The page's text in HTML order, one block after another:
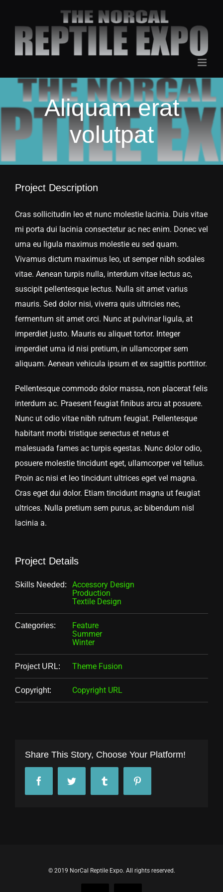
content
Aliquam erat
volutpat
Project Description
Cras sollicitudin leo et nunc molestie lacinia. Duis vitae
mi porta dui lacinia consectetur ac nec enim. Donec vel
urna eu ligula maximus molestie eu sed quam.
Vivamus dictum maximus leo, ut semper nibh sodales
vitae. Aenean turpis nulla, interdum vitae lectus ac,
suscipit pellentesque lectus. Nulla sit amet varius
mauris. Sed dolor nisi, viverra quis ultricies nec,
fermentum sit amet orci. Nunc at pulvinar ligula, at
imperdiet justo. Mauris eu aliquet tortor. Integer
imperdiet urna id nisi pretium, in ullamcorper sem
aliquam. Aenean vehicula ipsum et ex sagittis porttitor.
Pellentesque commodo dolor massa, non placerat felis
interdum ac. Praesent feugiat finibus arcu at posuere.
Nunc ut odio vitae nibh rutrum feugiat. Pellentesque
habitant morbi tristique senectus et netus et
malesuada fames ac turpis egestas. Nunc dolor odio,
posuere molestie tincidunt eget, ullamcorper vel tellus.
Proin ac nisi et leo tincidunt ultrices eget vel magna.
Cras eget dui dolor. Etiam tincidunt magna ut feugiat
ultrices. Nulla pretium sem purus, ac bibendum nisl
lacinia a.
Project Details
Skills Needed:
Accessory Design
Production
Textile Design
Categories:
Feature
Summer
Winter
Project URL: Theme Fusion
Copyright: Copyright URL
Share This Story, Choose Your Platform!
FacebookTwitter Tumblr
© 2019 NorCal Reptile Expo. All rights reserved.